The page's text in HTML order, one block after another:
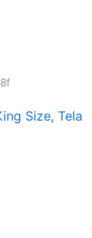
Size, Tela